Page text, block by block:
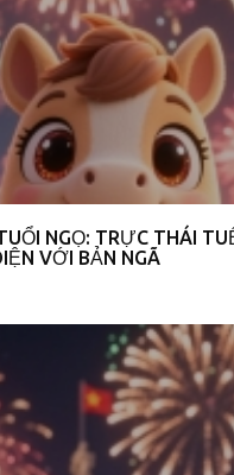
NGỌ: TRỰC THÁI
VỚI BẢN NGÃ